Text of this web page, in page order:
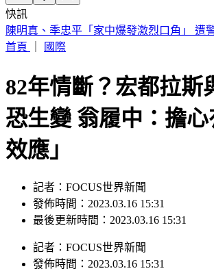
快訊
陳明真、季忠平「家中爆發激烈口角」 遭
首頁
國際
82年情斷？宏都拉斯
恐生變 翁履中：擔
效應」
記者：FOCUS世界新聞
發佈時間：2023.03.16 15:31
最後更新時間：2023.03.16 15:31
記者 ： FOCUS世界新聞
發佈時間： 2023.03.16 15:31